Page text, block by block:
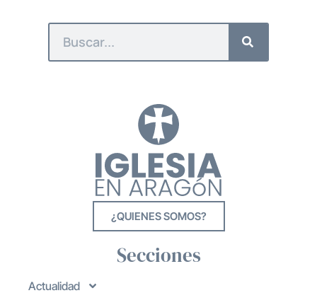
¿QUIENES SOMOS?
Secciones
Actualidad